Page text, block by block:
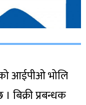
आईपीओ भोलि
प्रबन्धक